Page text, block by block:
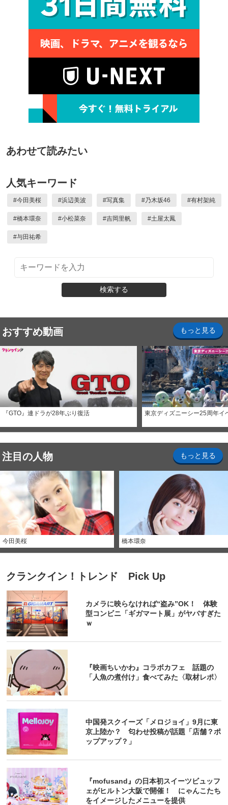
あわせて読みたい
人気キーワード
#今田美桜 #浜辺美波 #写真集 #乃木坂46 #有村架純
#橋本環奈 #小松菜奈 #吉岡里帆 #土屋太鳳
#与田祐希
検索する
おすすめ動画 もっと見る
『GTO』連ドラが28年ぶり復活 東京ディズニーシー25周年イ
注目の人物 もっと見る
今田美桜 橋本環奈
クランクイン！トレンド Pick Up
カメラに映らなければ“盗み”OK！ 体験
型コンビニ「ギガマート展」がヤバすぎた
ｗ
『映画ちいかわ』コラボカフェ 話題の
「人魚の煮付け」食べてみた〈取材レポ〉
中国発スクイーズ「メロジョイ」9月に東
京上陸か？ 匂わせ投稿が話題「店舗？ポ
ップアップ？」
『mofusand』の日本初スイーツビュッフ
ェがヒルトン大阪で開催！ にゃんこたち
をイメージしたメニューを提供